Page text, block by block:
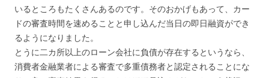
いるところもたくさんあるのです。そのおかげもあって、カー
ドの審査時間を速めることと申し込んだ当日の即日融資ができ
るようになりました。
とうに二カ所以上のローン会社に負債が存在するというなら、
消費者金融業者による審査で多重債務者と認定されることにな